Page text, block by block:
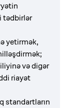
tədbirlər
yetirmək,
və digər
riayət
standartların